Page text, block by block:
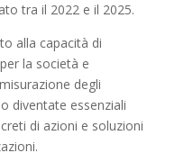
tra il 2022 e il 2025.
alla capacità di
la società e
degli
diventate essenziali
di azioni e soluzioni